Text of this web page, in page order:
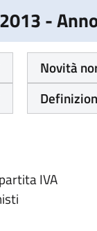
-
Novità
IVA